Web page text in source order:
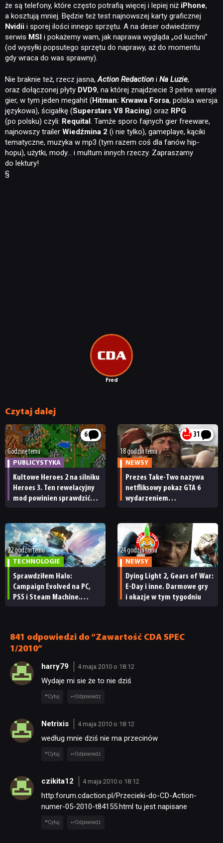
Fred
że są telefony, które często potrafią więcej i lepiej niż iPhone,
a kosztują mniej. Będzie też test najnowszej karty graficznej
Nvidii i sporej ilości innego sprzętu. A na deser odwiedzimy
serwis MSI i pokażemy wam, jak naprawa wygląda „od kuchni”
(od wysyłki popsutego sprzętu do naprawy, aż do momentu
gdy wraca do was sprawny).
Nie braknie też, rzecz jasna,Action Redaction i Na Luzie,
oraz dołączonej płyty DVD9, na której znajdziecie 3 pełne wersje
gier, w tym jeden megahit (Hitman: Krwawa Forsa, polska wersja
językowa), ścigałkę (Superstars V8 Racing) oraz RPG
(po polsku) czyli: Requital. Tamże sporo fajnych gier freeware,
najnowszy trailer Wiedźmina 2 (i nie tylko), gameplaye, kąciki
tematyczne, muzyka w mp3 (tym razem coś dla fanów hip-
hopu), użytki, mody… i multum innych rzeczy. Zapraszamy
do lektury!
§
Czytaj dalej
6
Godzinę temu
PUBLICYSTYKA
Kultowe Heroes 2 na silniku
Heroes 3. Ten rewelacyjny
mod powinien sprawdzić
31
18 godzin temu
NEWSY
Prezes Take-Two nazywa
netfliksowy pokaz GTA 6
wydarzeniem
ma subskrybentów
22 godzin temu
TECHNOLOGIE
Sprawdziłem Halo:
Campaign Evolved na PC,
PS5 i Steam Machine.
24 godzin temu
NEWSY
Dying Light 2, Gears of War:
E-Day i inne. Darmowe gry
i okazje w tym tygodniu
841 odpowiedzi do “Zawartość CDA SPEC
1/2010”
harry79 4 maja 2010 o 18:12
Wydaje mi sie że to nie dziś
Cytuj Odpowiedz
Netrixis 4 maja 2010 o 18:12
według mnie dziś nie ma przecinów
Cytuj Odpowiedz
czikita12 4 maja 2010 o 18:12
http:forum.cdaction.pl/Przecieki-do-CD-Action-
numer-05-2010-t84155.html tu jest napisane
Cytuj Odpowiedz